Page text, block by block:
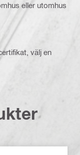
eller utomhus
välj en